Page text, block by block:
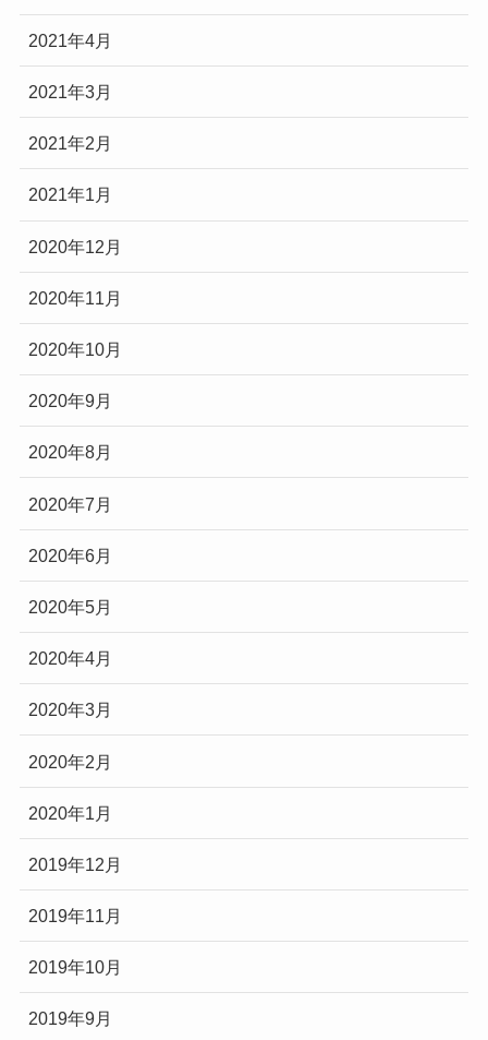
2021年4月
2021年3月
2021年2月
2021年1月
2020年12月
2020年11月
2020年10月
2020年9月
2020年8月
2020年7月
2020年6月
2020年5月
2020年4月
2020年3月
2020年2月
2020年1月
2019年12月
2019年11月
2019年10月
2019年9月